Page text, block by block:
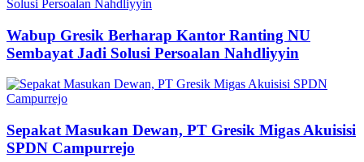
Wabup Gresik Berharap Kantor Ranting NU
Sembayat Jadi Solusi Persoalan Nahdliyyin
Sepakat Masukan Dewan, PT Gresik Migas Akuisisi
SPDN Campurrejo